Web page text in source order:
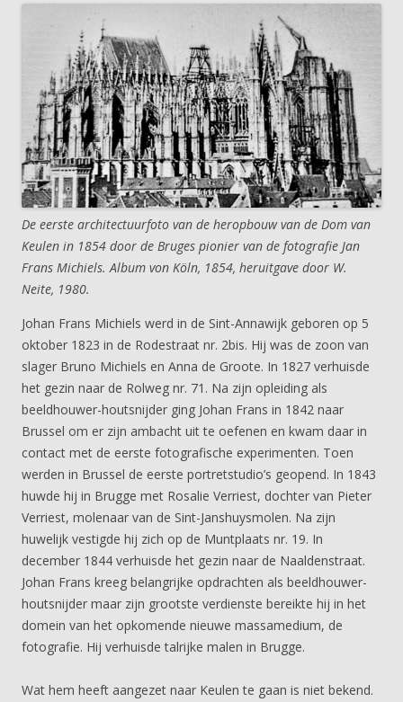
De eerste architectuurfoto van de heropbouw van de Dom van
Keulen in 1854 door de Bruges pionier van de fotografie Jan
Frans Michiels. Album von Köln, 1854, heruitgave door W.
Neite, 1980.
Johan Frans Michiels werd in de Sint-Annawijk geboren op 5
oktober 1823 in de Rodestraat nr. 2bis. Hij was de zoon van
slager Bruno Michiels en Anna de Groote. In 1827 verhuisde
het gezin naar de Rolweg nr. 71. Na zijn opleiding als
beeldhouwer-houtsnijder ging Johan Frans in 1842 naar
Brussel om er zijn ambacht uit te oefenen en kwam daar in
contact met de eerste fotografische experimenten. Toen
werden in Brussel de eerste portretstudio’s geopend. In 1843
huwde hij in Brugge met Rosalie Verriest, dochter van Pieter
Verriest, molenaar van de Sint-Janshuysmolen. Na zijn
huwelijk vestigde hij zich op de Muntplaats nr. 19. In
december 1844 verhuisde het gezin naar de Naaldenstraat.
Johan Frans kreeg belangrijke opdrachten als beeldhouwer-
houtsnijder maar zijn grootste verdienste bereikte hij in het
domein van het opkomende nieuwe massamedium, de
fotografie. Hij verhuisde talrijke malen in Brugge.
Wat hem heeft aangezet naar Keulen te gaan is niet bekend.